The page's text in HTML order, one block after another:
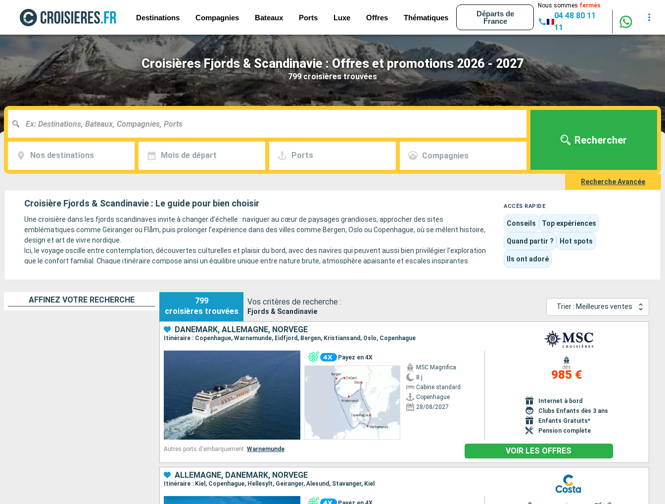
Destinations Compagnies Bateaux Ports Luxe Offres Thématiques
Départs de
France
Nous sommes fermés
04 48 80 11
11
Croisières Fjords & Scandinavie : Offres et promotions 2026 - 2027
799 croisières trouvées
Nos destinations Mois de départ Ports Compagnies
Rechercher
Recherche Avancée
Croisière Fjords & Scandinavie : Le guide pour bien choisir
Une croisière dans les fjords scandinaves invite à changer d’échelle : naviguer au cœur de paysages grandioses, approcher des sites
emblématiques comme Geiranger ou Flåm, puis prolonger l’expérience dans des villes comme Bergen, Oslo ou Copenhague, où se mêlent histoire,
design et art de vivre nordique.
Ici, le voyage oscille entre contemplation, découvertes culturelles et plaisir du bord, avec des navires qui peuvent aussi bien privilégier l’exploration
que le confort familial. Chaque itinéraire compose ainsi un équilibre unique entre nature brute, atmosphère apaisante et escales inspirantes.
ACCÈS RAPIDE
Conseils Top expériences
Quand partir ? Hot spots
Ils ont adoré
AFFINEZ VOTRE RECHERCHE
799
croisières trouvées
Vos critères de recherche :
Fjords & Scandinavie
Trier : Meilleures ventes
DANEMARK, ALLEMAGNE, NORVÈGE
Itinéraire : Copenhague, Warnemunde, Eidfjord, Bergen, Kristiansand, Oslo, Copenhague
Payez en 4X
MSC Magnifica
8 j
Cabine standard
Copenhague
28/08/2027
dès
985 €
Internet à bord
Clubs Enfants dès 3 ans
Enfants Gratuits*
Pension complète
Autres ports d'embarquement :Warnemunde VOIR LES OFFRES
ALLEMAGNE, DANEMARK, NORVÈGE
Itinéraire : Kiel, Copenhague, Hellesylt, Geiranger, Alesund, Stavanger, Kiel